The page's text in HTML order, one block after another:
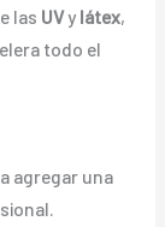
las UVy látex,
todo el
agregar una